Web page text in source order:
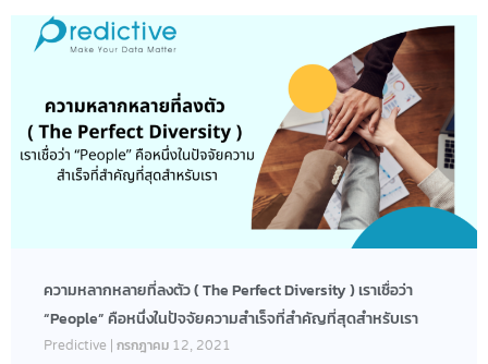
ความหลากหลายที่ลงตัว ( The Perfect Diversity ) เราเชื่อว่า
“People” คือหนึ่งในปัจจัยความสำเร็จที่สำคัญที่สุดสำหรับเรา
Predictive กรกฎาคม 12, 2021